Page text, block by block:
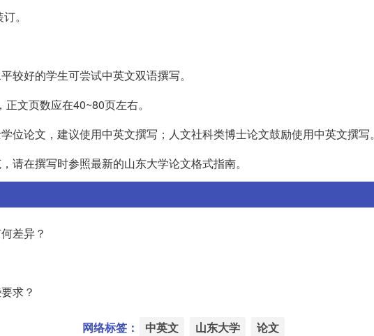
。
较好的学生可尝试中英文双语撰写。
文页数应在40~80页左右。
位论文，建议使用中英文撰写；人文社科类博士论文鼓励使用中英文撰写。
请在撰写时参照最新的山东大学论文格式指南。
差异？
求？
网络标签： 中英文 山东大学 论文